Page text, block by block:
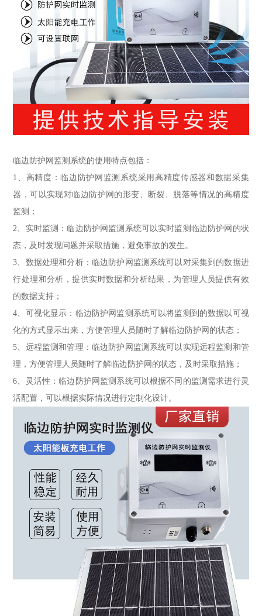
临边防护网监测系统的使用特点包括：
1、高精度：临边防护网监测系统采用高精度传感器和数据采集
器，可以实现对临边防护网的形变、断裂、脱落等情况的高精度
监测；
2、实时监测：临边防护网监测系统可以实时监测临边防护网的状
态，及时发现问题并采取措施，避免事故的发生。
3、数据处理和分析：临边防护网监测系统可以对采集到的数据进
行处理和分析，提供实时数据和分析结果，为管理人员提供有效
的数据支持；
4、可视化显示：临边防护网监测系统可以将监测到的数据以可视
化的方式显示出来，方便管理人员随时了解临边防护网的状态；
5、远程监测和管理：临边防护网监测系统可以实现远程监测和管
理，方便管理人员随时了解临边防护网的状态，及时采取措施；
6、灵活性：临边防护网监测系统可以根据不同的监测需求进行灵
活配置，可以根据实际情况进行定制化设计。